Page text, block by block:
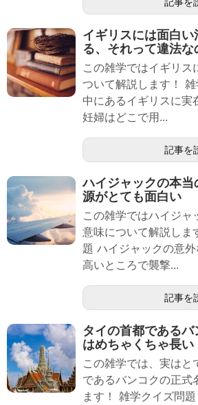
イギリスには面白
る、それって違法な
この雑学ではイギリス
ついて解説します！
中にあるイギリスに実
妊婦はどこで用...
記事を
ハイジャックの本
源がとても面白い
この雑学ではハイジャ
意味について解説しま
題 ハイジャックの意
高いところで襲撃...
記事を
タイの首都である
はめちゃくちゃ長い
この雑学では、実はと
であるバンコクの正式
ます！ 雑学クイズ問